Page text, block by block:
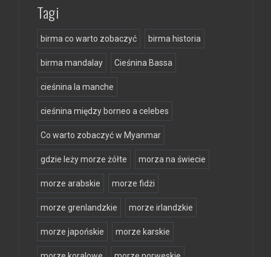
Tagi
birma co warto zobaczyć birma historia
birma mandalay Cieśnina Bassa
cieśnina la manche
cieśnina między borneo a celebes
Co warto zobaczyć w Myanmar
gdzie leży morze żółte morza na świecie
morze arabskie morze fidżi
morze grenlandzkie morze irlandzkie
morze japońskie morze karskie